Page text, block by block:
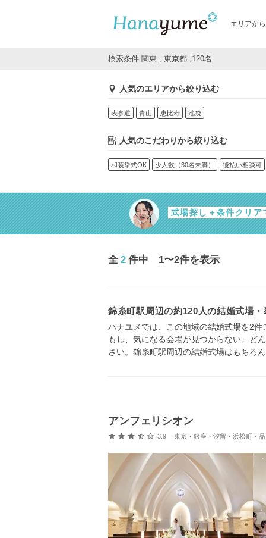
エリアか
検索条件 関東 , 東京都 ,120名
人気のエリアから絞り込む
表参道 青山 恵比寿 池袋
人気のこだわりから絞り込む
和装挙式OK 少人数（30名未満） 後払い相談可
式場探し＋条件クリア
全 2 件中 1〜2件を表示
錦糸町駅周辺の約120人の結婚式場
ハナユメでは、この地域の結婚式場を2
もし、気になる会場が見つからない、ど
さい。錦糸町駅周辺の結婚式場はもちろ
アンフェリシオン
口コミ評価
3.9 東京・銀座・汐留・浜松町・品川・上野